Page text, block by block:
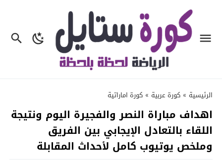
الرئيسية » كورة عربية » كورة اماراتية
اهداف مباراة النصر والفجيرة اليوم ونتيجة
اللقاء بالتعادل الإيجابي بين الفريق
وملخص يوتيوب كامل لأحداث المقابلة